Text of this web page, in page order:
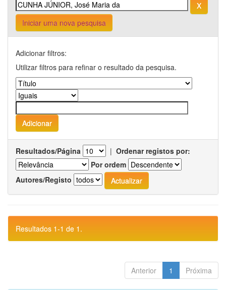
Iniciar uma nova pesquisa
Adicionar filtros:
Utilizar filtros para refinar o resultado da pesquisa.
Resultados/Página | Ordenar registos por:
Por ordem
Autores/Registo
Resultados 1-1 de 1.
Anterior 1 Próxima